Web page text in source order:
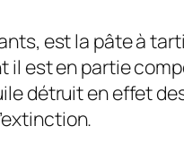
est la pâte à
il est en partie
détruit en effet